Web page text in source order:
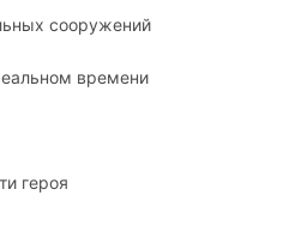
сооружений
времени
героя